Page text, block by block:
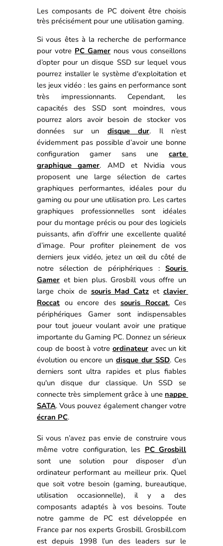
Les composants de PC doivent être choisis
très précisément pour une utilisation gaming.
Si vous êtes à la recherche de performance
pour votre PC Gamer nous vous conseillons
d’opter pour un disque SSD sur lequel vous
pourrez installer le système d'exploitation et
les jeux vidéo : les gains en performance sont
très impressionnants. Cependant, les
capacités des SSD sont moindres, vous
pourrez alors avoir besoin de stocker vos
données sur un disque dur. Il n’est
évidemment pas possible d’avoir une bonne
configuration gamer sans une carte
graphique gamer. AMD et Nvidia vous
proposent une large sélection de cartes
graphiques performantes, idéales pour du
gaming ou pour une utilisation pro. Les cartes
graphiques professionnelles sont idéales
pour du montage précis ou pour des logiciels
puissants, afin d’offrir une excellente qualité
d’image. Pour profiter pleinement de vos
derniers jeux vidéo, jetez un œil du côté de
notre sélection de périphériques : Souris
Gamer et bien plus. Grosbill vous offre un
large choix de souris Mad Catz et clavier
Roccat ou encore des souris Roccat. Ces
périphériques Gamer sont indispensables
pour tout joueur voulant avoir une pratique
importante du Gaming PC. Donnez un sérieux
coup de boost à votre ordinateur avec un kit
évolution ou encore un disque dur SSD. Ces
derniers sont ultra rapides et plus fiables
qu'un disque dur classique. Un SSD se
connecte très simplement grâce à une nappe
SATA.
écran PC.
Si vous n’avez pas envie de construire vous
même votre configuration, les PC Grosbill
sont une solution pour disposer d’un
ordinateur performant au meilleur prix. Quel
que soit votre besoin (gaming, bureautique,
utilisation occasionnelle), il y a des
composants adaptés à vos besoins. Toute
notre gamme de PC est développée en
France par nos experts Grosbill. Grosbill.com
est depuis 1998 l’un des leaders sur le